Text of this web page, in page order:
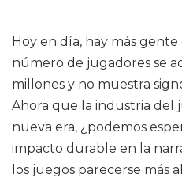
Hoy en día, hay más
número de jugadores se
millones y no muestra
Ahora que la industria del
nueva era, ¿podemos
impacto durable en la
los juegos parecerse más